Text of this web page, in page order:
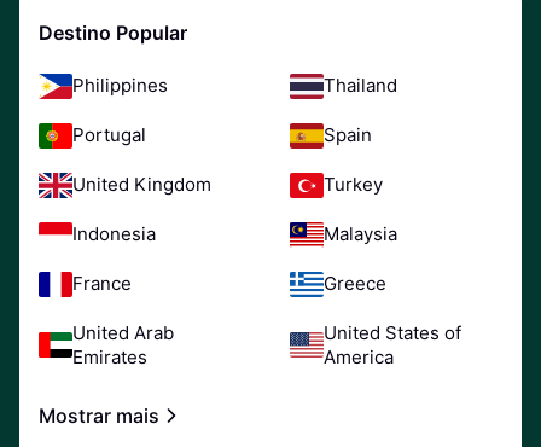
Destino Popular
Philippines Thailand
Portugal Spain
United Kingdom Turkey
Indonesia Malaysia
France Greece
United Arab
Emirates
United States of
America
Mostrar mais